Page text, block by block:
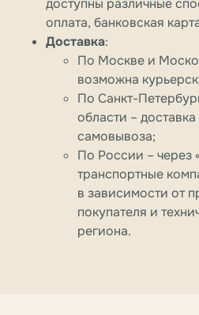
доступны различные
оплата, банковская
Доставка:
По Москве и
возможна
По Санкт-
области –
самовывоза;
По России – через
транспортные
в зависимости от
покупателя и
региона.